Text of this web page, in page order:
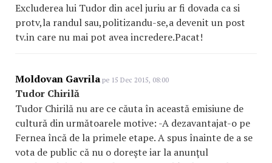
Excluderea lui Tudor din acel juriu ar fi dovada ca si
protv,la randul sau,politizandu-se,a devenit un post
tv.in care nu mai pot avea incredere.Pacat!
Moldovan Gavrila pe 15 Dec 2015, 08:00
Tudor Chirilă
Tudor Chirilă nu are ce căuta în această emisiune de
cultură din următoarele motive: -A dezavantajat-o pe
Fernea încă de la primele etape. A spus înainte de a se
vota de public că nu o doreşte iar la anunţul